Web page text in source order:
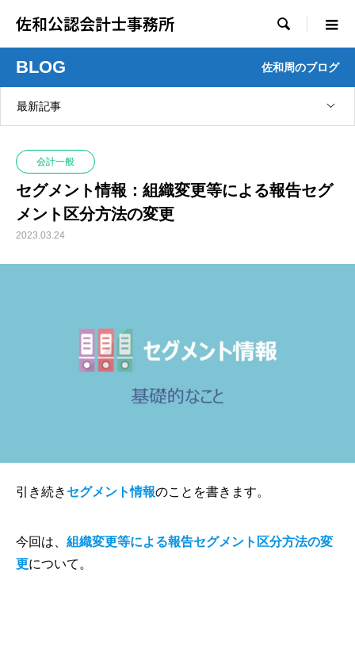
佐和公認会計士事務所 
BLOG 佐和周のブログ
最新記事
会計一般
セグメント情報：組織変更等による報告セグ
メント区分方法の変更
2023.03.24
引き続き セグメント情報のことを書きます。
今回は、 組織変更等による報告セグメント区分方法の変
更について。